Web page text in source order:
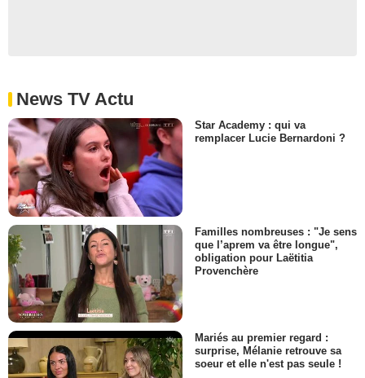
News TV Actu
Star Academy : qui va
remplacer Lucie Bernardoni ?
Familles nombreuses : "Je sens
que l’aprem va être longue",
obligation pour Laëtitia
Provenchère
Mariés au premier regard :
surprise, Mélanie retrouve sa
soeur et elle n'est pas seule !